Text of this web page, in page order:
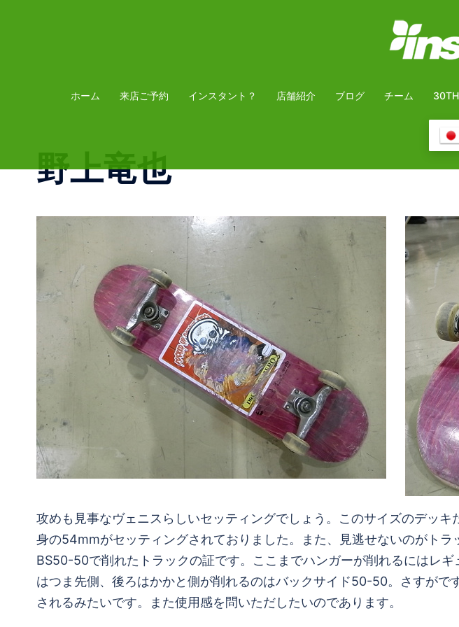
ホーム 来店ご予約 インスタント？ 店舗紹介 ブログ チーム 30TH
野上竜也
攻めも見事なヴェニスらしいセッティングでしょう。このサイズのデッ
身の54mmがセッティングされておりました。また、見逃せないのがト
BS50-50で削れたトラックの証です。ここまでハンガーが削れるにはレ
はつま先側、後ろはかかと側が削れるのはバックサイド50-50。さすが
されるみたいです。また使用感を問いただしたいのであります。